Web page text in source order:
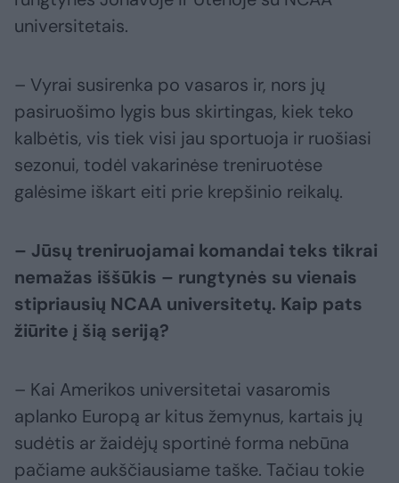
universitetais.
– Vyrai susirenka po vasaros ir, nors jų
pasiruošimo lygis bus skirtingas, kiek teko
kalbėtis, vis tiek visi jau sportuoja ir ruošiasi
sezonui, todėl vakarinėse treniruotėse
galėsime iškart eiti prie krepšinio reikalų.
– Jūsų treniruojamai komandai teks tikrai
nemažas iššūkis – rungtynės su vienais
stipriausių NCAA universitetų. Kaip pats
žiūrite į šią seriją?
– Kai Amerikos universitetai vasaromis
aplanko Europą ar kitus žemynus, kartais jų
sudėtis ar žaidėjų sportinė forma nebūna
pačiame aukščiausiame taške. Tačiau tokie